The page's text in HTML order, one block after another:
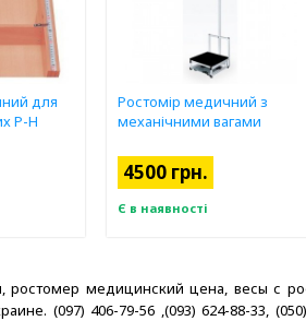
для
Р-Н
Ростомір медичний з
механічними вагами
4500 грн.
Є в наявності
медицинский цена, весы с
(097) 406-79-56 ,(093) 624-88-33,